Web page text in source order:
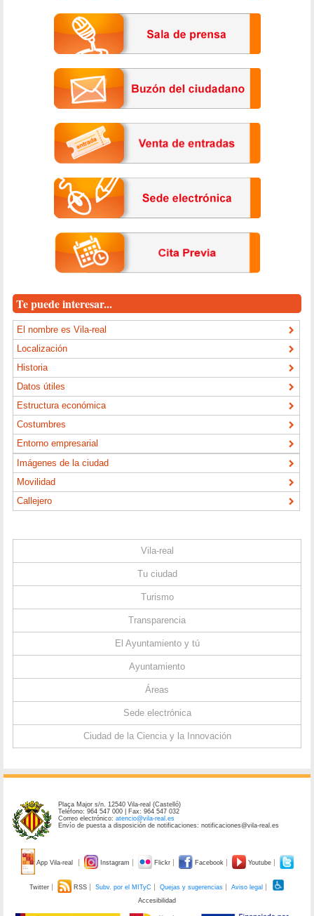
Te puede interesar...
El nombre es Vila-real
Localización
Historia
Datos útiles
Estructura económica
Costumbres
Entorno empresarial
Imágenes de la ciudad
Movilidad
Callejero
Vila-real
Tu ciudad
Turismo
Transparencia
El Ayuntamiento y tú
Ayuntamiento
Áreas
Sede electrónica
Ciudad de la Ciencia y la Innovación
Plaça Major s/n. 12540 Vila-real (Castelló)
Teléfono: 964 547 000 | Fax: 964 547 032
Correo electrónico:atencio@vila-real.es
Envío de puesta a disposición de notificaciones: notificaciones@vila-real.es
App Vila-real Instagram Flickr Facebook Youtube
Twitter RSS Subv. por el MITyC Quejas y sugerencias
Aviso legal
Accesibilidad